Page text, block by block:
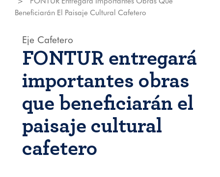
Beneficiarán El Paisaje Cultural Cafetero
Eje Cafetero
FONTUR entregará
importantes obras
que beneficiarán el
paisaje cultural
cafetero